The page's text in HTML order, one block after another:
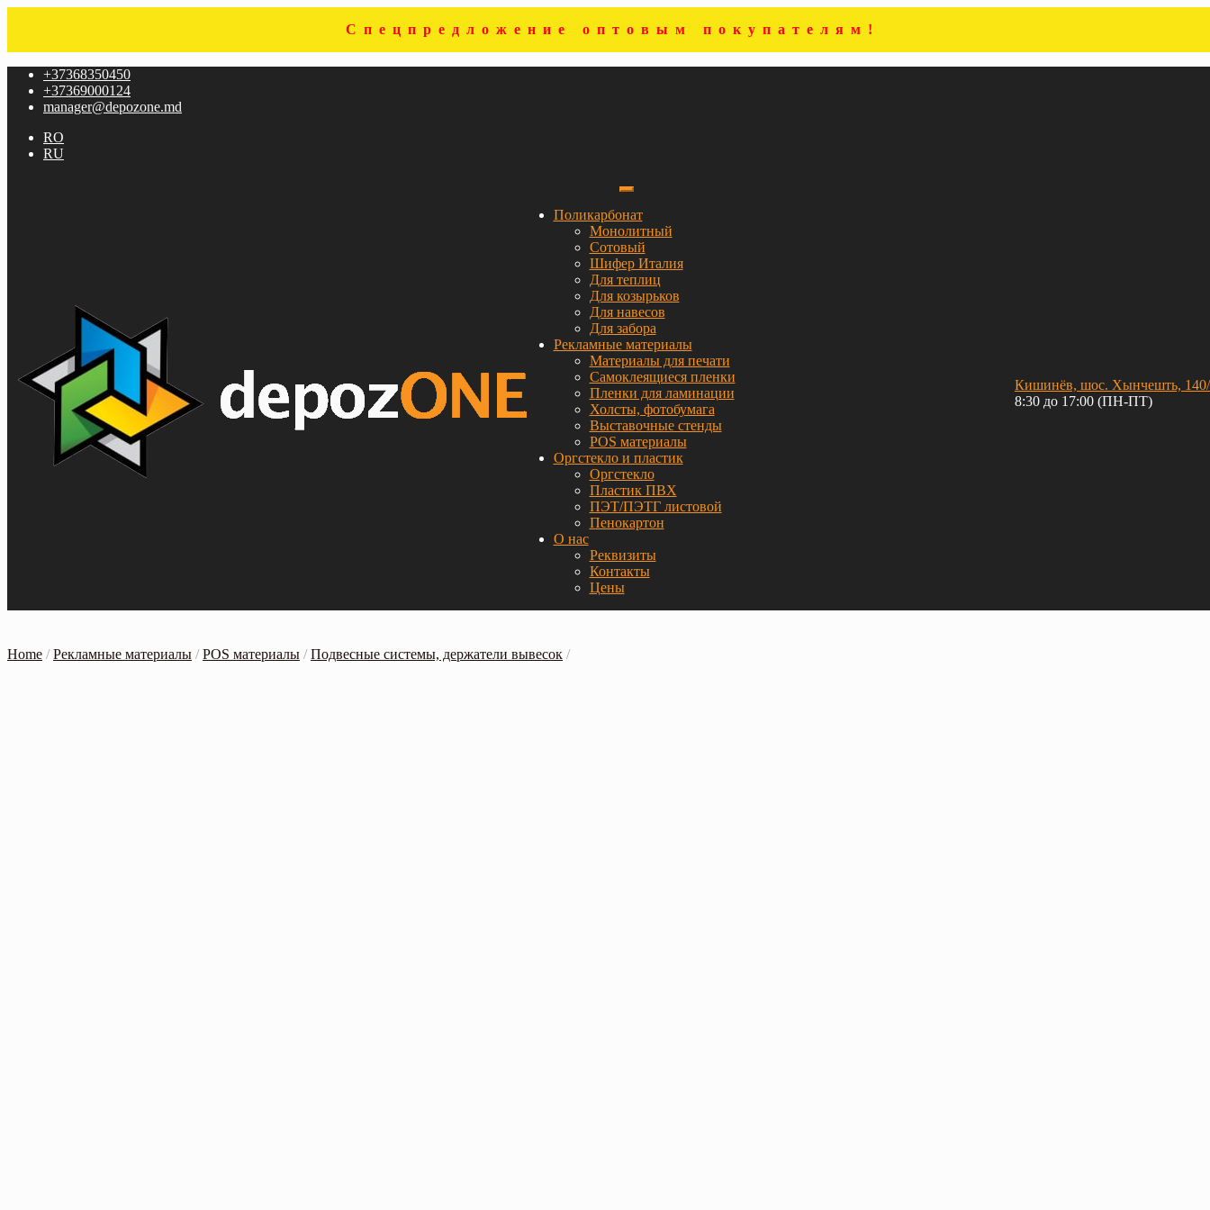
Спецпредложение оптовым покупателям!
Перейти
навигации
Перейти
содержимому
+37368350450
+37369000124
manager@depozone.md
RO
RU
Поликарбонат
Монолитный
Сотовый
Шифер Италия
Для теплиц
Для козырьков
Для навесов
Для забора
Рекламные материалы
Материалы для печати
Самоклеящиеся пленки
Пленки для ламинации
Холсты, фотобумага
Выставочные стенды
POS материалы
Оргстекло и пластик
Оргстекло
Пластик ПВХ
ПЭТ/ПЭТГ листовой
Пенокартон
О нас
Реквизиты
Контакты
Цены
Кишинёв, шос. Хынчешть,
8:30 до 17:00 (ПН-ПТ)
Home /Рекламные материалы /POS материалы /Подвесные системы, держатели вывесок /